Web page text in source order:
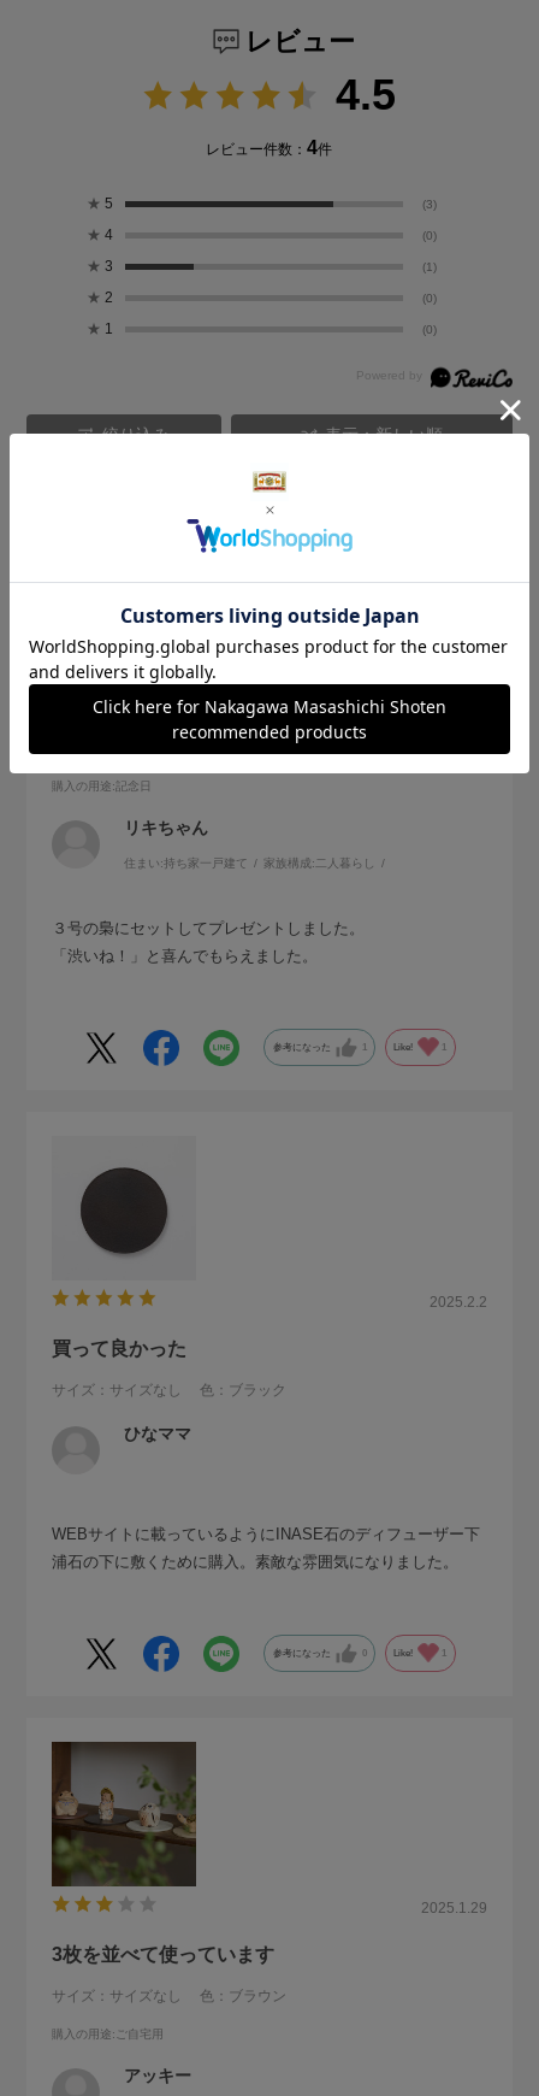
レビュー
4.5
レビュー件数：4件
★ 5 (3)
★ 4 (0)
★ 3 (1)
★ 2 (0)
★ 1 (0)
絞り込み 表示：新しい順
セット
購入の用途:記念日
リキちゃん
住まい:持ち家一戸建て 家族構成:二人暮らし
３号の梟にセットしてプレゼントしました。
「渋いね！」と喜んでもらえました。
参考になった Like!
2025.2.2
買って良かった
サイズ：サイズなし 色：ブラック
ひなママ
WEBサイトに載っているようにINASE石のディフューザー下
浦石の下に敷くために購入。素敵な雰囲気になりました。
参考になった 0 Like!
2025.1.29
3枚を並べて使っています
サイズ：サイズなし 色：ブラウン
購入の用途:ご自宅用
アッキー